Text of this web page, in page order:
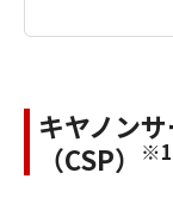
キヤノン
（CSP）
※1